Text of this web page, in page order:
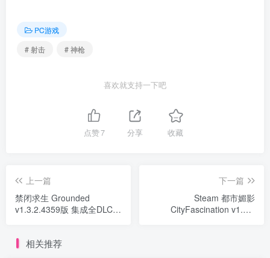
PC游戏
# 射击
# 神枪
喜欢就支持一下吧
点赞7 分享 收藏
上一篇
禁闭求生 Grounded
v1.3.2.4359版 集成全DLC
下一篇
Steam 都市媚影
CityFascination v1.0.0
相关推荐